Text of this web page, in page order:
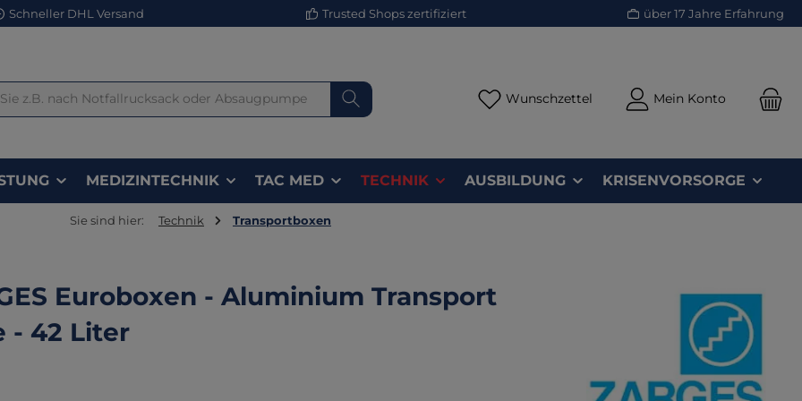
Schneller DHL Versand Trusted Shops zertifiziert über 17 Jahre Erfahrung
Wunschzettel Du hast 0 Produkte auf dem
Mein Konto
MEDIZINTECHNIK TAC MED TECHNIK AUSBILDUNG KRISENVORSORGE
Sie sind hier: Technik Transportboxen
Euroboxen - Aluminium Transport
- 42 Liter